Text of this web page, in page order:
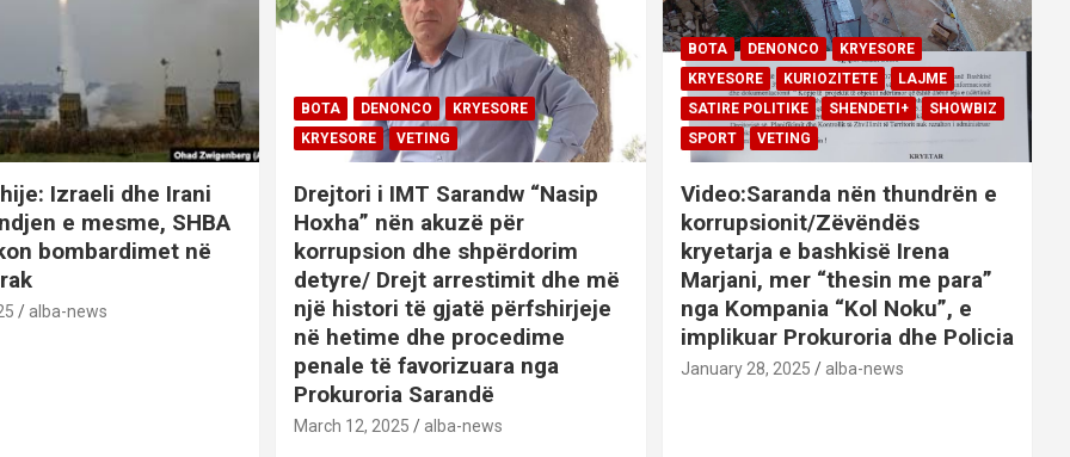
Izraeli dhe Irani
e mesme, SHBA
bombardimet në
alba-news
BOTA DENONCO
KRYESORE
KRYESORE
VETING
Drejtori i IMT Sarandw “Nasip
Hoxha” nën akuzë për
korrupsion dhe shpërdorim
detyre/ Drejt arrestimit dhe më
një histori të gjatë përfshirjeje
në hetime dhe procedime
penale të favorizuara nga
Prokuroria Sarandë
March 12, 2025 alba-news
BOTA DENONCO
KRYESORE
KRYESORE
KURIOZITETE
LAJME
SATIRE POLITIKE
SHENDETI+
SHOWBIZ
SPORT
VETING
Video:Saranda nën thundrën e
korrupsionit/Zëvëndës
kryetarja e bashkisë Irena
Marjani, mer “thesin me para”
nga Kompania “Kol Noku”, e
implikuar Prokuroria dhe Policia
January 28, 2025 alba-news
BOTA DENONCO
KRYESORE